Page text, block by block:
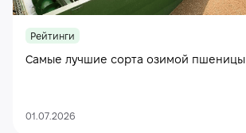
Рейтинги
Самые лучшие сорта озимой пшеницы
01.07.2026